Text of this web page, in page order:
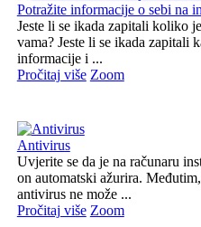
Potražite informacije o sebi na
Jeste li se ikada zapitali koliko
vama? Jeste li se ikada
informacije i ...
Pročitaj više Zoom
Antivirus
Uvjerite se da je na računaru
on automatski ažurira.
antivirus ne može ...
Pročitaj više Zoom